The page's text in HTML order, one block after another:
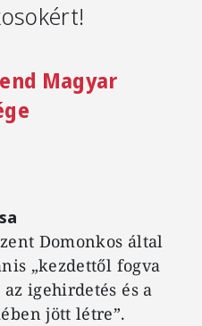
Magyar
Domonkos által
„kezdettől fogva
igehirdetés és a
jött létre”.